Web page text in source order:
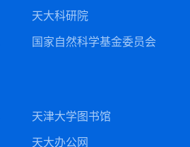
天大科研院
国家自然科学基金委员会
天津大学图书馆
天大办公网